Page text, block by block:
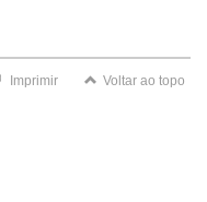
Imprimir Voltar ao topo